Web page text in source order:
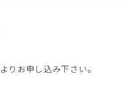
よりお申し込み下さい。